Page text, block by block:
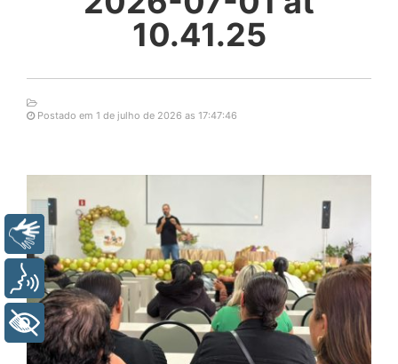
10.41.25
Postado em 1 de julho de 2026 as 17:47:46
Libras
Voz
+ Acessibilidade